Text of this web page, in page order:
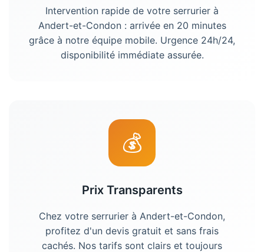
Intervention rapide de votre serrurier à
Andert-et-Condon: arrivée en 20 minutes
grâce à notre équipe mobile. Urgence 24h/24,
disponibilité immédiate assurée.
💰
Prix Transparents
Chez votre serrurier à Andert-et-Condon,
profitez d'un devis gratuit et sans frais
cachés. Nos tarifs sont clairs et toujours